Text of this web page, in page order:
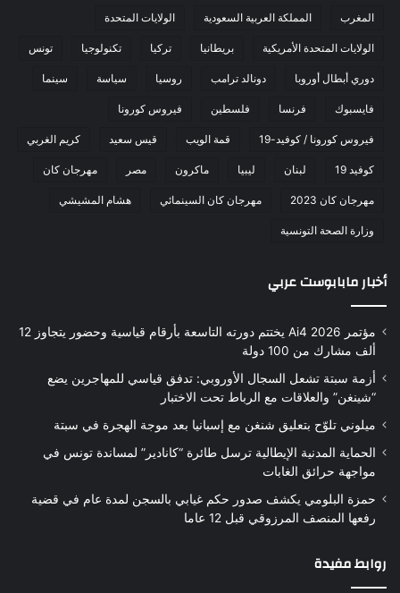
المغرب المملكة العربية السعودية الولايات المتحدة
الولايات المتحدة الأمريكية بريطانيا تركيا تكنولوجيا تونس
دوري أبطال أوروبا دونالد ترامب روسيا سياسة سينما
فايسبوك فرنسا فلسطين فيروس كورونا
فيروس كورونا / كوفيد-19 قمة الويب قيس سعيد كريم الغربي
كوفيد 19 لبنان ليبيا ماكرون مصر مهرجان كان
مهرجان كان 2023 مهرجان كان السينمائي هشام المشيشي
وزارة الصحة التونسية
أخبار مابابوست عربي
مؤتمر Ai4 2026 يختتم دورته التاسعة بأرقام قياسية وحضور يتجاوز 12
ألف مشارك من 100 دولة
أزمة سبتة تشعل السجال الأوروبي: تدفق قياسي للمهاجرين يضع
“شينغن” والعلاقات مع الرباط تحت الاختبار
ميلوني تلوّح بتعليق شنغن مع إسبانيا بعد موجة الهجرة في سبتة
الحماية المدنية الإيطالية ترسل طائرة “كانادير” لمساندة تونس في
مواجهة حرائق الغابات
حمزة البلومي يكشف صدور حكم غيابي بالسجن لمدة عام في قضية
رفعها المنصف المرزوقي قبل 12 عاما
روابط مفيدة